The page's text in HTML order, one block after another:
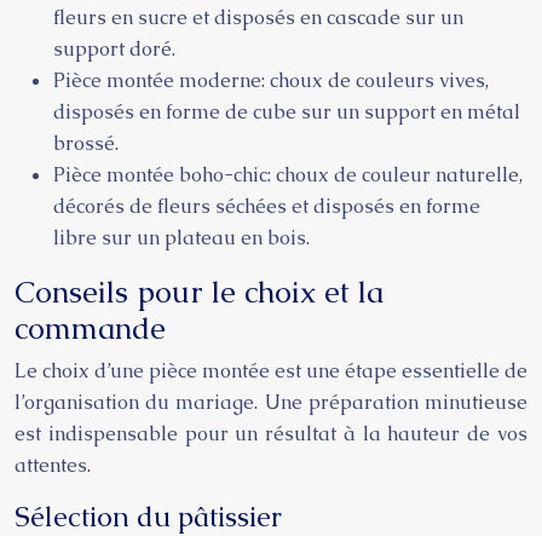
fleurs en sucre et disposés en cascade sur un
support doré.
Pièce montée moderne: choux de couleurs vives,
disposés en forme de cube sur un support en métal
brossé.
Pièce montée boho-chic: choux de couleur naturelle,
décorés de fleurs séchées et disposés en forme
libre sur un plateau en bois.
Conseils pour le choix et la
commande
Le choix d’une pièce montée est une étape essentielle de
l’organisation du mariage. Une préparation minutieuse
est indispensable pour un résultat à la hauteur de vos
attentes.
Sélection du pâtissier